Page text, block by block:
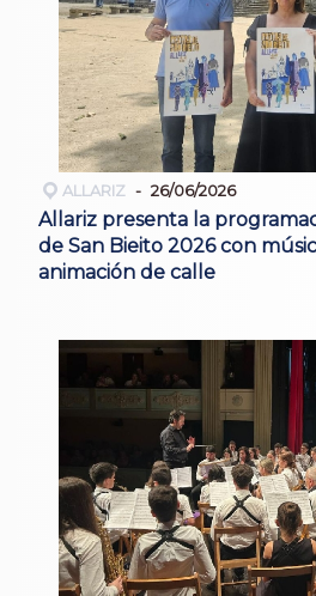
ALLARIZ 26/06/2026
Allariz presenta la
de San Bieito 2026 con
animación de calle